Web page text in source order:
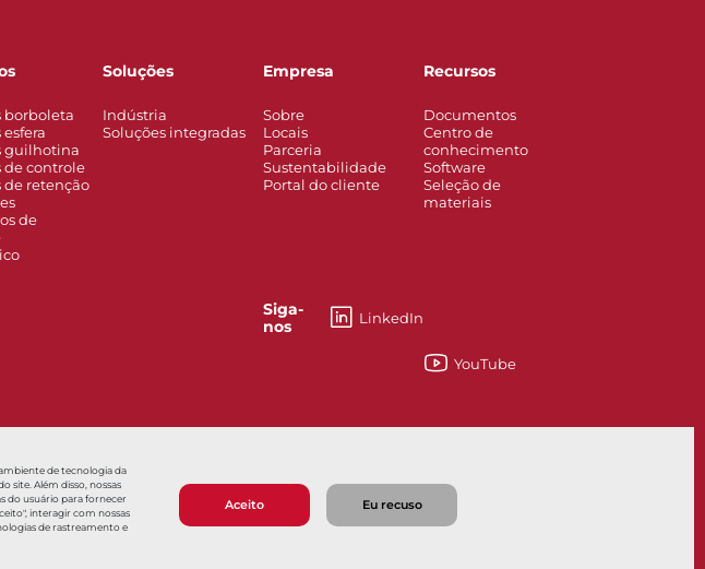
de tecnologia da
site. Além disso, nossas
do usuário para fornecer
interagir com nossas
de rastreamento e
Aceito Eu recuso
borboleta
guilhotina
de controle
de retenção
de
Soluções
Indústria
Soluções integradas
Empresa
Sobre
Locais
Parceria
Sustentabilidade
Portal do cliente
Siga-
nos
LinkedIn
Recursos
Documentos
Centro de
conhecimento
Software
Seleção de
materiais
YouTube
Termos e condições de venda Política de privacidade